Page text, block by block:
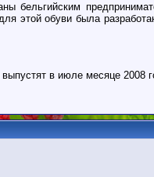
бельгийским
этой обуви была
в июле месяце 2008